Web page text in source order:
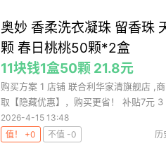
奥妙 香柔洗衣凝珠 留香珠
颗 春日桃桃50颗*2盒
11块钱1盒50颗 21.8元
购买方案 1 店铺 联合利华家清旗舰店 ,
取【隐藏优惠】，购买更省！ 补贴7元 3
2026-4-15 13:48
值！ +0
不值 -0 历